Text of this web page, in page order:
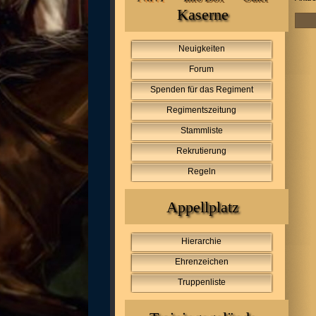
Kaserne
Neuigkeiten
Forum
Spenden für das Regiment
Regimentszeitung
Stammliste
Rekrutierung
Regeln
Appellplatz
Hierarchie
Ehrenzeichen
Truppenliste